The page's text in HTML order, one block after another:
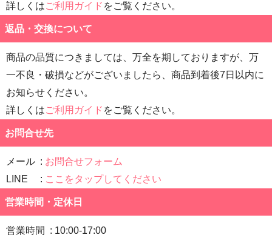
詳しくはご利用ガイド をご覧ください。
返品・交換について
商品の品質につきましては、万全を期しておりますが、万
一不良・破損などがございましたら、商品到着後7日以内に
お知らせください。
詳しくはご利用ガイド をご覧ください。
お問合せ先
メール
お問合せフォーム
LINE
ここをタップしてください
営業時間・定休日
営業時間 10:00-17:00